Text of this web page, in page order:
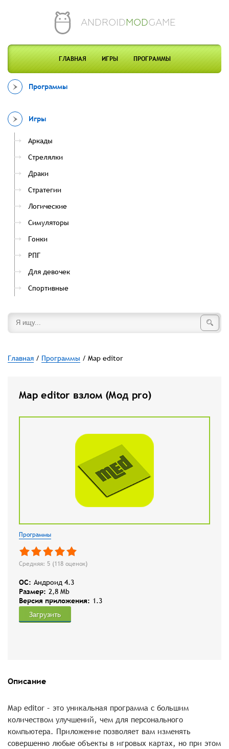
ANDROIDMODGAME
ГЛАВНАЯ ИГРЫ ПРОГРАММЫ
Программы
Игры
Аркады
Стрелялки
Драки
Стратегии
Логические
Симуляторы
Гонки
РПГ
Для девочек
Спортивные
Главная / Программы / Map editor
Map editor взлом (Мод pro)
Программы
Средняя: 5 (118 оценок)
OC: Андроид 4.3
Размер: 2,8 Mb
Версия приложения: 1.3
Загрузить
Описание
Map editor – это уникальная программа с большим
количеством улучшений, чем для персонального
компьютера. Приложение позволяет вам изменять
совершенно любые объекты в игровых картах, но при этом